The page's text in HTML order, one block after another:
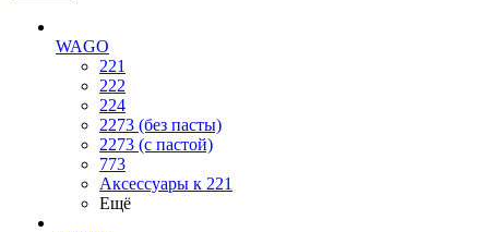
WAGO
221
222
224
2273 (без пасты)
2273 (с пастой)
773
Аксессуары к 221
Ещё